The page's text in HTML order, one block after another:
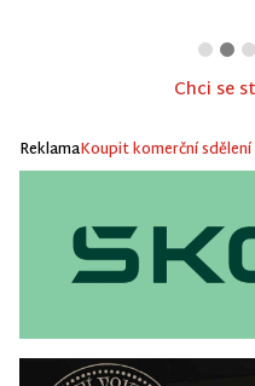
Chci se
ReklamaKoupit komerční sdělení